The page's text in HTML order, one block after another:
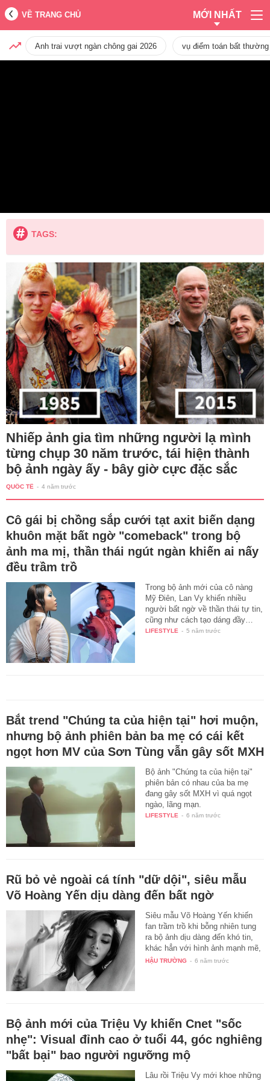
VỀ TRANG CHỦ MỚI NHẤT
Anh trai vượt ngàn chông gai 2026 vụ điểm toán bất
TAGS:
Nhiếp ảnh gia tìm những người lạ mình
từng chụp 30 năm trước, tái hiện thành
bộ ảnh ngày ấy - bây giờ cực đặc sắc
QUỐC TẾ - 4 năm trước
Cô gái bị chồng sắp cưới tạt axit biến dạng
khuôn mặt bất ngờ "comeback" trong bộ
ảnh ma mị, thần thái ngút ngàn khiến ai nấy
đều trầm trồ
Trong bộ ảnh mới của cô nàng
Mỹ Điên, Lan Vy khiến nhiều
người bất ngờ về thần thái tự tin,
cũng như cách tạo dáng đầy…
LIFESTYLE - 5 năm trước
Bắt trend "Chúng ta của hiện tại" hơi muộn,
nhưng bộ ảnh phiên bản ba mẹ có cái kết
ngọt hơn MV của Sơn Tùng vẫn gây sốt MXH
Bộ ảnh "Chúng ta của hiện tại"
phiên bản có nhau của ba mẹ
đang gây sốt MXH vì quá ngọt
ngào, lãng mạn.
LIFESTYLE - 6 năm trước
Rũ bỏ vẻ ngoài cá tính "dữ dội", siêu mẫu
Võ Hoàng Yến dịu dàng đến bất ngờ
Siêu mẫu Võ Hoàng Yến khiến
fan trầm trồ khi bỗng nhiên tung
ra bộ ảnh dịu dàng đến khó tin,
khác hẳn với hình ảnh mạnh mẽ,
…
HẬU TRƯỜNG - 6 năm trước
Bộ ảnh mới của Triệu Vy khiến Cnet "sốc
nhẹ": Visual đỉnh cao ở tuổi 44, góc nghiêng
"bất bại" bao người ngưỡng mộ
Lâu rồi Triệu Vy mới khoe những